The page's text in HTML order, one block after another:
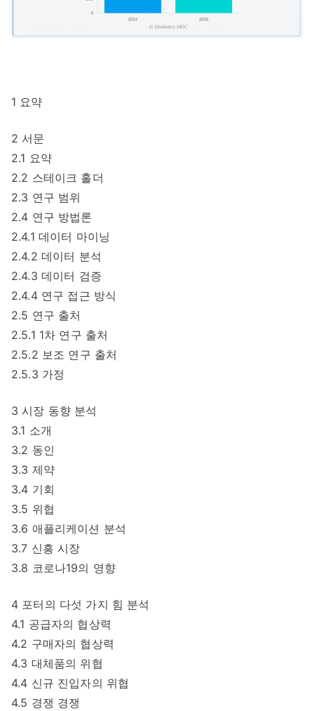
1 요약
2 서문
2.1 요약
2.2 스테이크 홀더
2.3 연구 범위
2.4 연구 방법론
2.4.1 데이터 마이닝
2.4.2 데이터 분석
2.4.3 데이터 검증
2.4.4 연구 접근 방식
2.5 연구 출처
2.5.1 1차 연구 출처
2.5.2 보조 연구 출처
2.5.3 가정
3 시장 동향 분석
3.1 소개
3.2 동인
3.3 제약
3.4 기회
3.5 위협
3.6 애플리케이션 분석
3.7 신흥 시장
3.8 코로나19의 영향
4 포터의 다섯 가지 힘 분석
4.1 공급자의 협상력
4.2 구매자의 협상력
4.3 대체품의 위협
4.4 신규 진입자의 위협
4.5 경쟁 경쟁